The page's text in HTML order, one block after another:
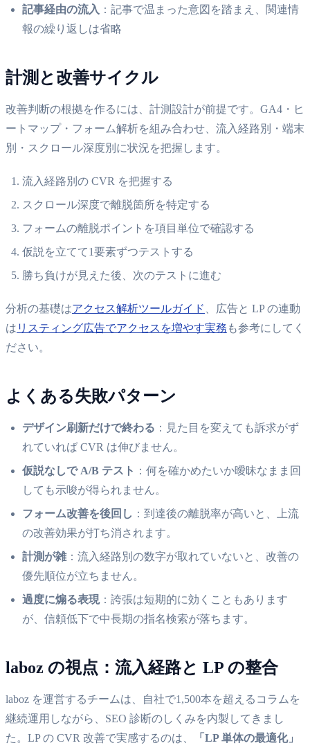
記事経由の流入 ：記事で温まった意図を踏まえ、関連情
報の繰り返しは省略
計測と改善サイクル
改善判断の根拠を作るには、計測設計が前提です。GA4・ヒ
ートマップ・フォーム解析を組み合わせ、流入経路別・端末
別・スクロール深度別に状況を把握します。
流入経路別の CVR を把握する
スクロール深度で離脱箇所を特定する
フォームの離脱ポイントを項目単位で確認する
仮説を立てて1要素ずつテストする
勝ち負けが見えた後、次のテストに進む
分析の基礎はアクセス解析ツールガイド
、広告と LP の連動
は リスティング広告でアクセスを増やす実務 も参考にしてく
ださい。
よくある失敗パターン
デザイン刷新だけで終わる ：見た目を変えても訴求がず
れていれば CVR は伸びません。
仮説なしで A/B テスト ：何を確かめたいか曖昧なまま回
しても示唆が得られません。
フォーム改善を後回し ：到達後の離脱率が高いと、上流
の改善効果が打ち消されます。
計測が雑：流入経路別の数字が取れていないと、改善の
優先順位が立ちません。
過度に煽る表現：誇張は短期的に効くこともあります
が、信頼低下で中長期の指名検索が落ちます。
laboz の視点：流入経路と LP の整合
laboz を運営するチームは、自社で1,500本を超えるコラムを
継続運用しながら、SEO 診断のしくみを内製してきまし
た。LP の CVR 改善で実感するのは、
「LP 単体の最適化」